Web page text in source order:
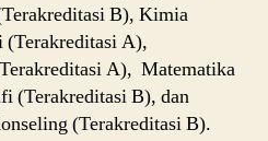
B), Kimia
A),
A), Matematika
(Terakreditasi B), dan
(Terakreditasi B).